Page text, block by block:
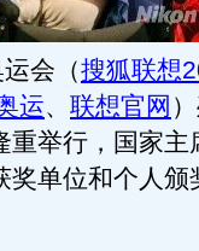
会（搜狐联想
运、 联想官网
举行，国家主
单位和个人颁